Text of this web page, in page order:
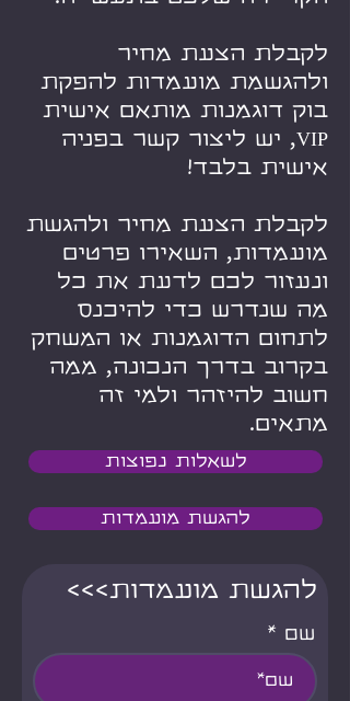
לקבלת הצעת מחיר
ולהגשמת מועמדות להפקת
בוק דוגמנות מותאם אישית
VIP, יש ליצור קשר בפניה
אישית בלבד!
לקבלת הצעת מחיר ולהגשת
מועמדות, השאירו פרטים
ונעזור לכם לדעת את כל
מה שנדרש כדי להיכנס
לתחום הדוגמנות או המשחק
בקרוב בדרך הנכונה, ממה
חשוב להיזהר ולמי זה
מתאים.
לשאלות נפוצות
להגשת מועמדות
<<<להגשת מועמדות
שם